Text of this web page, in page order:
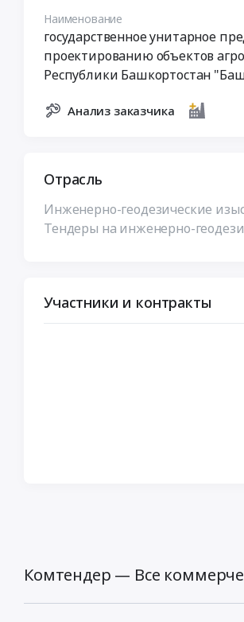
Наименование
государственное унитарное
проектированию объектов
Республики Башкортостан
Анализ заказчика
Отрасль
Инженерно-геодезические
Тендеры на инженерно-
Участники и контракты
Комтендер — Все